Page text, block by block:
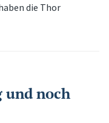
die Thor
und noch